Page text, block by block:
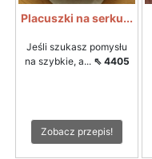
Placuszki na serku...
Jeśli szukasz pomysłu
na szybkie, a... ⇖ 4405
Zobacz przepis!